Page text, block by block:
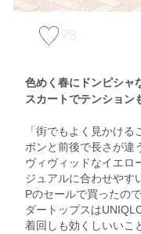
98
色めく春にドンピシャ
スカートでテンション
「街でもよく見かけ
ボンと前後で長さが
ヴィヴィッドなイエロ
ジュアルに合わせや
Pのセールで買ったの
ダートップスは
着回しも効くしいいこ